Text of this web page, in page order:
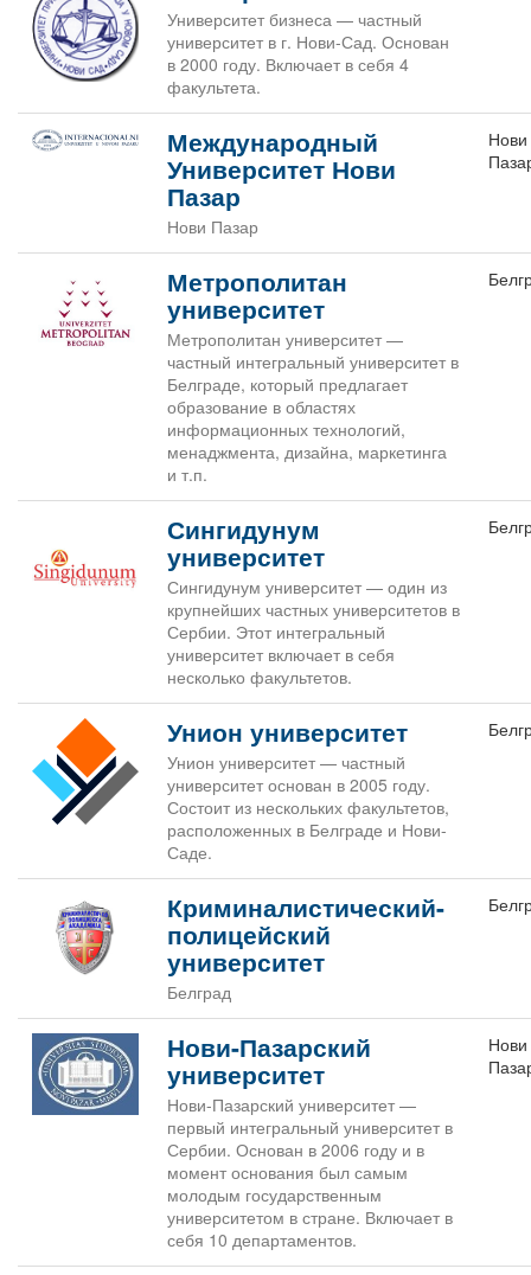
Университет бизнеса — частный
университет в г. Нови-Сад. Основан
в 2000 году. Включает в себя 4
факультета.
Международный
Университет Нови
Пазар
Нови Пазар
Нови
Метрополитан
университет
Метрополитан университет —
частный интегральный университет в
Белграде, который предлагает
образование в областях
информационных технологий,
менаджмента, дизайна, маркетинга
и т.п.
Сингидунум
университет
Сингидунум университет — один из
крупнейших частных университетов в
Сербии. Этот интегральный
университет включает в себя
несколько факультетов.
Унион университет
Унион университет — частный
университет основан в 2005 году.
Состоит из нескольких факультетов,
расположенных в Белграде и Нови-
Саде.
Криминалистический-
полицейский
университет
Белград
Нови-Пазарский
университет
Нови-Пазарский университет —
первый интегральный университет в
Сербии. Основан в 2006 году и в
момент основания был самым
молодым государственным
университетом в стране. Включает в
себя 10 департаментов.
Нови